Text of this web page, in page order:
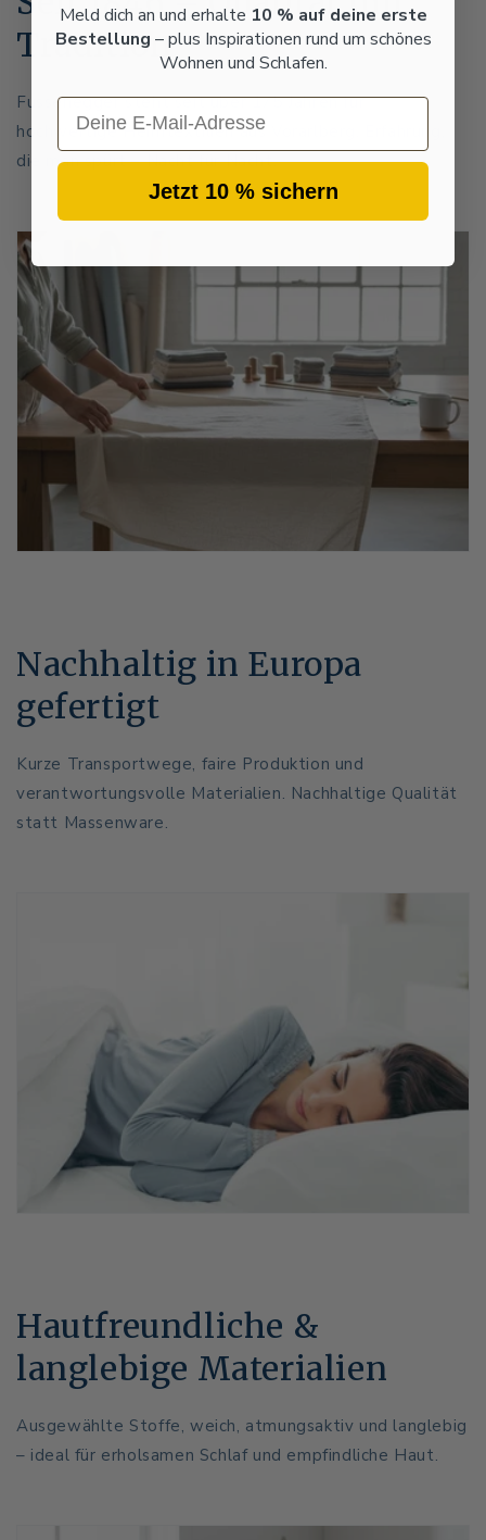
Tradition
Fussenegger steht seit über 175 Jahren für
hochwertige Heimtextilien aus Vorarlberg. Erfahrung,
die man spürt – Nacht für Nacht.
Nachhaltig in Europa
gefertigt
Kurze Transportwege, faire Produktion und
verantwortungsvolle Materialien. Nachhaltige Qualität
statt Massenware.
Hautfreundliche &
langlebige Materialien
Ausgewählte Stoffe, weich, atmungsaktiv und langlebig
– ideal für erholsamen Schlaf und empfindliche Haut.
Meld dich an und erhalte 10 % auf deine erste
Bestellung – plus Inspirationen rund um schönes
Wohnen und Schlafen.
Email
Jetzt 10 % sichern